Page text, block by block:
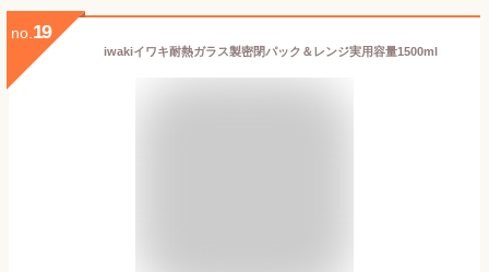
no. 19
iwakiイワキ耐熱ガラス製密閉パック＆レンジ実用容量1500ml